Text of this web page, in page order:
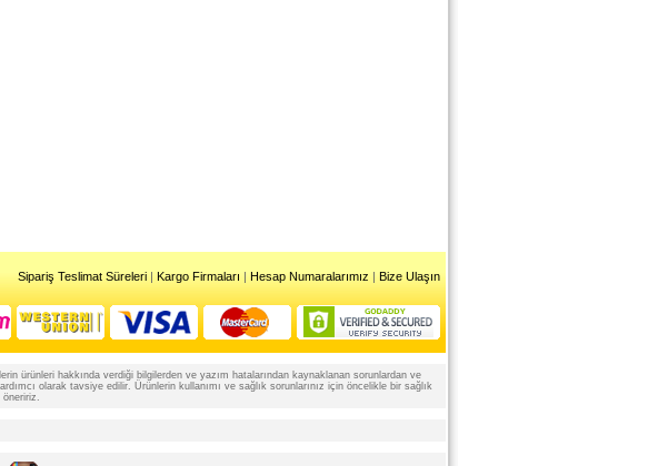
Sipariş Teslimat Süreleri | Kargo Firmaları | Hesap Numaralarımız | Bize Ulaşın
ürünleri hakkında verdiği bilgilerden ve yazım hatalarından kaynaklanan sorunlardan ve
olarak tavsiye edilir. Ürünlerin kullanımı ve sağlık sorunlarınız için öncelikle bir sağlık
öneririz.